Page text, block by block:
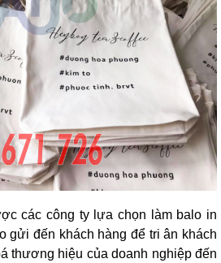
các công ty lựa chọn làm balo in
gửi đến khách hàng để tri ân khách
thương hiệu của doanh nghiệp đến